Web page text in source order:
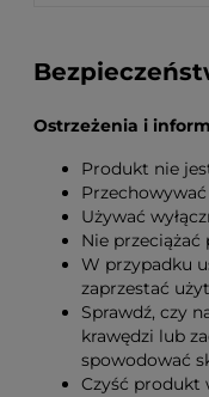
Ostrzeżenia i
Produkt nie
Używać
Nie przeciążać
W przypadku
zaprzestać
Sprawdź, czy
krawędzi lub
spowodować
Czyść produkt